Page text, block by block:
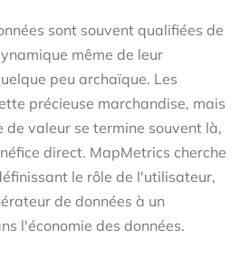
sont souvent qualifiées de
même de leur
peu archaïque. Les
précieuse marchandise, mais
de valeur se termine souvent là,
direct. MapMetrics cherche
le rôle de l'utilisateur,
de données à un
l'économie des données.